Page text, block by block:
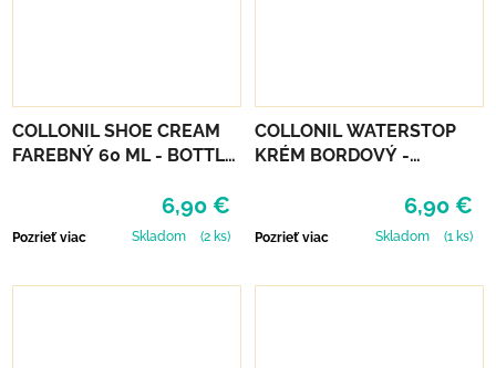
COLLONIL SHOE CREAM
FAREBNÝ 60 ML - BOTTLE
6,90 €
Pozrieť viac Skladom (2 ks)
COLLONIL WATERSTOP
KRÉM BORDOVÝ -
6,90 €
Pozrieť viac Skladom (1 ks)